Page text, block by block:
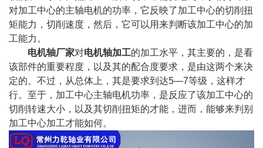
对加工中心的主轴电机的功率，它反映了加工中心的切削扭
矩能力，切削速度，然后，它可以用来判断该加工中心的加
工能力。
电机轴厂家对电机轴加工的加工水平，其主要的，是看
该部件的重要程度，以及其的配合度要求，是由这两个来决
定的。不过，从总体上，其是要求到达5—7等级，这样才
行。至于，加工中心主轴电机功率，是反应了该加工中心的
切削转速大小，以及其切削扭矩的才能，进而，能够来判别
加工中心加工才能如何。